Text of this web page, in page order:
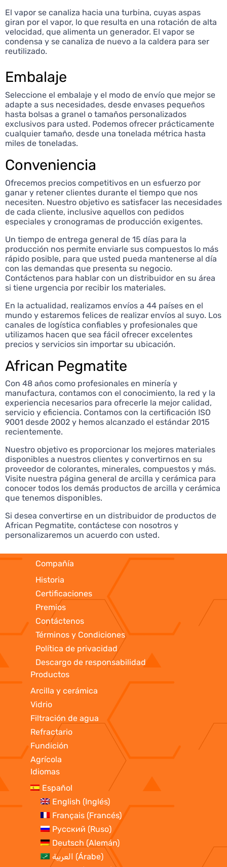
El vapor se canaliza hacia una turbina, cuyas aspas
giran por el vapor, lo que resulta en una rotación de alta
velocidad, que alimenta un generador. El vapor se
condensa y se canaliza de nuevo a la caldera para ser
reutilizado.
Embalaje
Seleccione el embalaje y el modo de envío que mejor se
adapte a sus necesidades, desde envases pequeños
hasta bolsas a granel o tamaños personalizados
exclusivos para usted. Podemos ofrecer prácticamente
cualquier tamaño, desde una tonelada métrica hasta
miles de toneladas.
Conveniencia
Ofrecemos precios competitivos en un esfuerzo por
ganar y retener clientes durante el tiempo que nos
necesiten. Nuestro objetivo es satisfacer las necesidades
de cada cliente, inclusive aquellos con pedidos
especiales y cronogramas de producción exigentes.
Un tiempo de entrega general de 15 días para la
producción nos permite enviarle sus compuestos lo más
rápido posible, para que usted pueda mantenerse al día
con las demandas que presenta su negocio.
Contáctenos para hablar con un distribuidor en su área
si tiene urgencia por recibir los materiales.
En la actualidad, realizamos envíos a 44 países en el
mundo y estaremos felices de realizar envíos al suyo. Los
canales de logística confiables y profesionales que
utilizamos hacen que sea fácil ofrecer excelentes
precios y servicios sin importar su ubicación.
African Pegmatite
Con 48 años como profesionales en minería y
manufactura, contamos con el conocimiento, la red y la
experiencia necesarios para ofrecerle la mejor calidad,
servicio y eficiencia. Contamos con la certificación ISO
9001 desde 2002 y hemos alcanzado el estándar 2015
recientemente.
Nuestro objetivo es proporcionar los mejores materiales
disponibles a nuestros clientes y convertirnos en su
proveedor de colorantes, minerales, compuestos y más.
Visite nuestra página general de arcilla y cerámica para
conocer todos los demás productos de arcilla y cerámica
que tenemos disponibles.
Si desea convertirse en un distribuidor de productos de
African Pegmatite, contáctese con nosotros y
personalizaremos un acuerdo con usted.
Compañía
Historia
Certificaciones
Premios
Contáctenos
Términos y Condiciones
Política de privacidad
Descargo de responsabilidad
Productos
Arcilla y cerámica
Vidrio
Filtración de agua
Refractario
Fundición
Agrícola
Idiomas
Español
English (Inglés)
Français(Francés)
Русский (Ruso)
Deutsch (Alemán)
العربية (Árabe)